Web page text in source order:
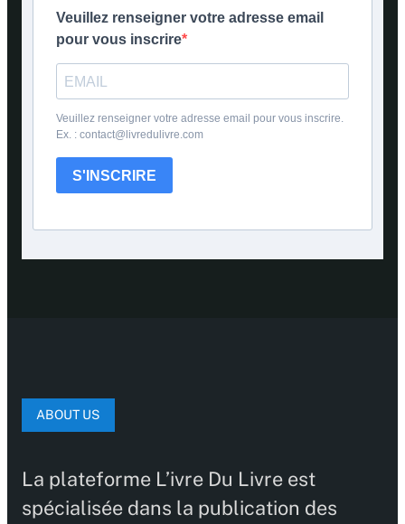
Veuillez renseigner votre adresse email
pour vous inscrire
Veuillez renseigner votre adresse email pour vous inscrire.
Ex. : contact@livredulivre.com
S'INSCRIRE
ABOUT US
La plateforme L’ivre Du Livre est
spécialisée dans la publication des